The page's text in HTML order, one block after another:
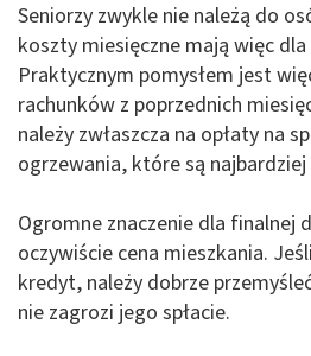
Seniorzy zwykle nie należą do
koszty miesięczne mają więc dla
Praktycznym pomysłem jest
rachunków z poprzednich
należy zwłaszcza na opłaty na
ogrzewania, które są
Ogromne znaczenie dla finalnej
oczywiście cena mieszkania.
kredyt, należy dobrze
nie zagrozi jego spłacie.